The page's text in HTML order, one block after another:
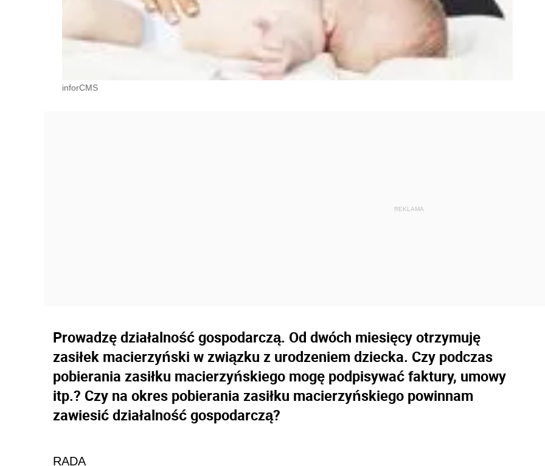
inforCMS
Prowadzę działalność gospodarczą. Od dwóch miesięcy otrzymuję
zasiłek macierzyński w związku z urodzeniem dziecka. Czy podczas
pobierania zasiłku macierzyńskiego mogę podpisywać faktury, umowy
itp.? Czy na okres pobierania zasiłku macierzyńskiego powinnam
zawiesić działalność gospodarczą?
RADA